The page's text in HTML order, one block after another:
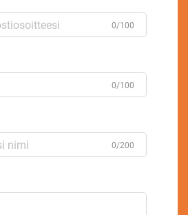
0/100
0/100
0/200